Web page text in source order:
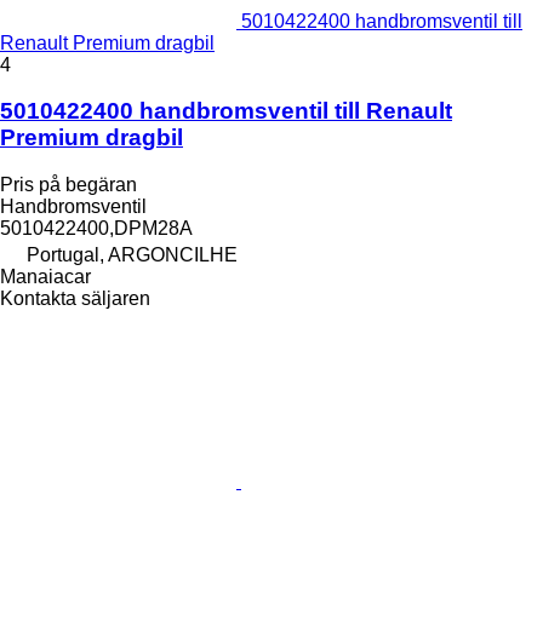
5010422400 handbromsventil till
Renault Premium dragbil
4
5010422400 handbromsventil till Renault
Premium dragbil
Pris på begäran
Handbromsventil
5010422400,DPM28A
Portugal, ARGONCILHE
Manaiacar
Kontakta säljaren